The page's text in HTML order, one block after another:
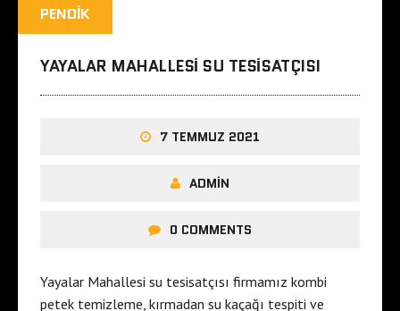
PENDIK
YAYALAR MAHALLESI SU TESISATÇISI
7 TEMMUZ 2021
ADMIN
0 COMMENTS
Yayalar Mahallesi su tesisatçısı firmamız kombi
petek temizleme, kırmadan su kaçağı tespiti ve